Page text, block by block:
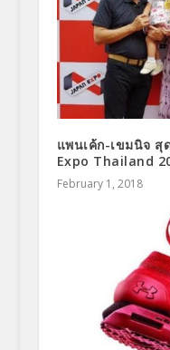
แพนเค้ก-เขมนิจ สุ
Expo Thailand
February 1, 2018